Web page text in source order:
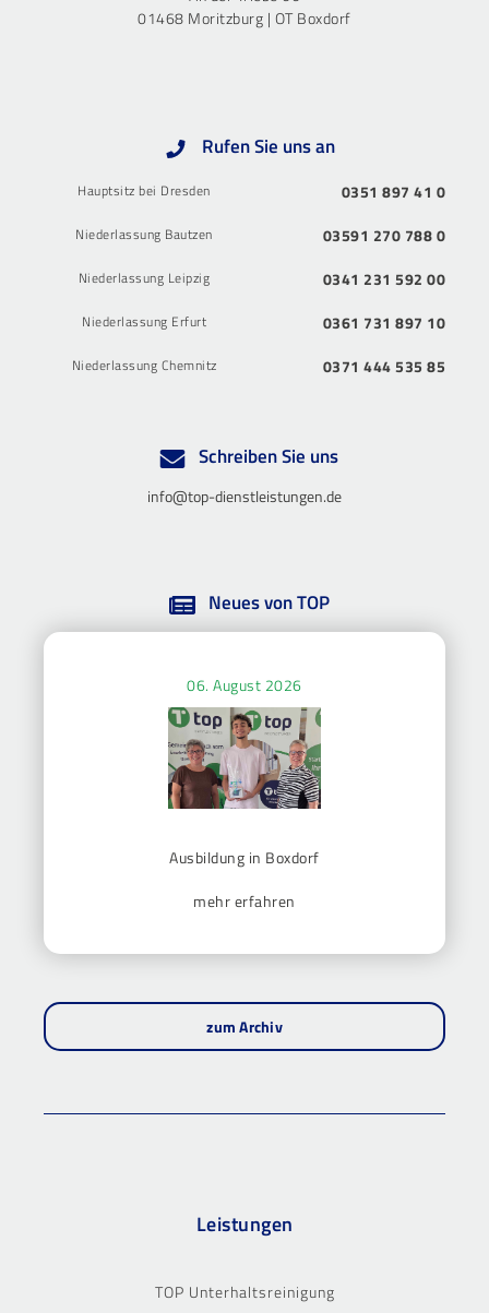
01468 Moritzburg | OT Boxdorf
Rufen Sie uns an
Hauptsitz bei Dresden 0351 897 41 0
Niederlassung Bautzen 03591 270 788 0
Niederlassung Leipzig 0341 231 592 00
Niederlassung Erfurt 0361 731 897 10
Niederlassung Chemnitz 0371 444 535 85
Schreiben Sie uns
info@top-dienstleistungen.de
Neues von TOP
06. August 2026
Ausbildung in Boxdorf
mehr erfahren
zum Archiv
Leistungen
TOP Unterhaltsreinigung